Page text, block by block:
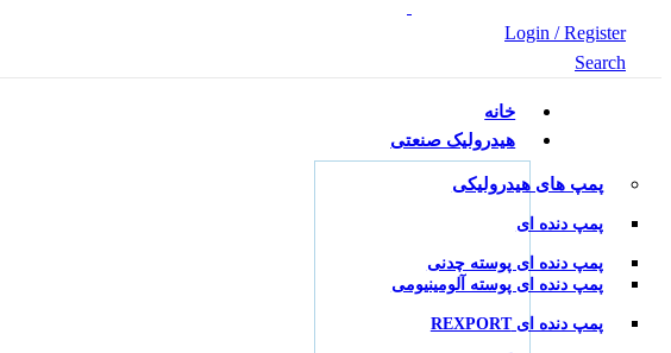
Login / Register
Search
خانه
هیدرولیک صنعتی
پمپ های هیدرولیکی
پمپ دنده ای
پمپ دنده ای پوسته چدنی
پمپ دنده ای پوسته آلومینیومی
پمپ دنده ای REXPORT